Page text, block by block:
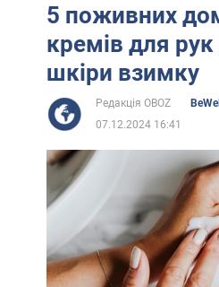
5 поживних
кремів для рук
шкіри взимку
Редакція OBOZ
07.12.2024 16:41